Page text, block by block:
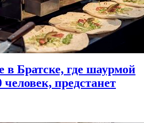
в Братске, где шаурмой
человек, предстанет